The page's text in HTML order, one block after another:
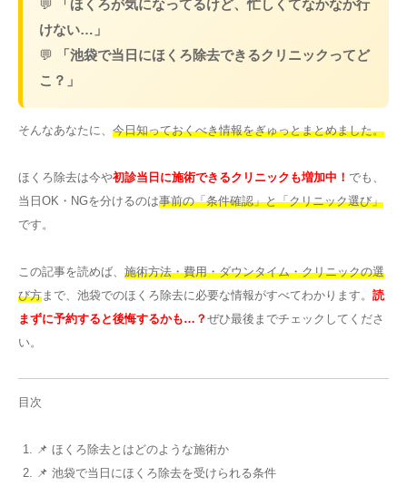
💬
「ほくろが気になってるけど、忙しくてなかなか行
けない…」
💬
「池袋で当日にほくろ除去できるクリニックってど
こ？」
そんなあなたに、 今日知っておくべき情報をぎゅっとまとめました。
ほくろ除去は今や初診当日に施術できるクリニックも増加中！ でも、
当日OK・NGを分けるのは事前の「条件確認」と「クリニック選び」
です。
この記事を読めば、 施術方法・費用・ダウンタイム・クリニックの選
び方まで、池袋でのほくろ除去に必要な情報がすべてわかります。 読
まずに予約すると後悔するかも…？ ぜひ最後までチェックしてくださ
い。
目次
📌 ほくろ除去とはどのような施術か
📌 池袋で当日にほくろ除去を受けられる条件
採用情報
简体中文 한국어 日本語 Español